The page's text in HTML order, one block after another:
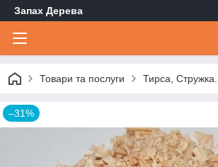
Запах Дерева
Товари та послуги Тирса, Стружка.
–31%